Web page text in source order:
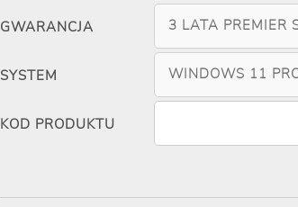
GWARANCJA 3 LATA PREMIER
SYSTEM WINDOWS 11
KOD PRODUKTU